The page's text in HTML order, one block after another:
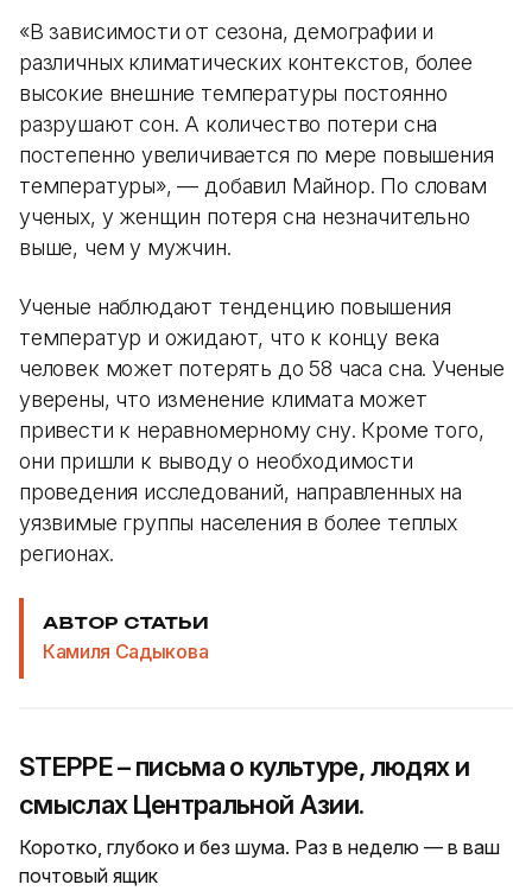
«В зависимости от сезона, демографии и
различных климатических контекстов, более
высокие внешние температуры постоянно
разрушают сон. А количество потери сна
постепенно увеличивается по мере повышения
температуры», — добавил Майнор. По словам
ученых, у женщин потеря сна незначительно
выше, чем у мужчин.
Ученые наблюдают тенденцию повышения
температур и ожидают, что к концу века
человек может потерять до 58 часа сна. Ученые
уверены, что изменение климата может
привести к неравномерному сну. Кроме того,
они пришли к выводу о необходимости
проведения исследований, направленных на
уязвимые группы населения в более теплых
регионах.
АВТОР СТАТЬИ
Камиля Садыкова
STEPPE – письма о культуре, людях и
смыслах Центральной Азии.
Коротко, глубоко и без шума. Раз в неделю — в ваш
почтовый ящик